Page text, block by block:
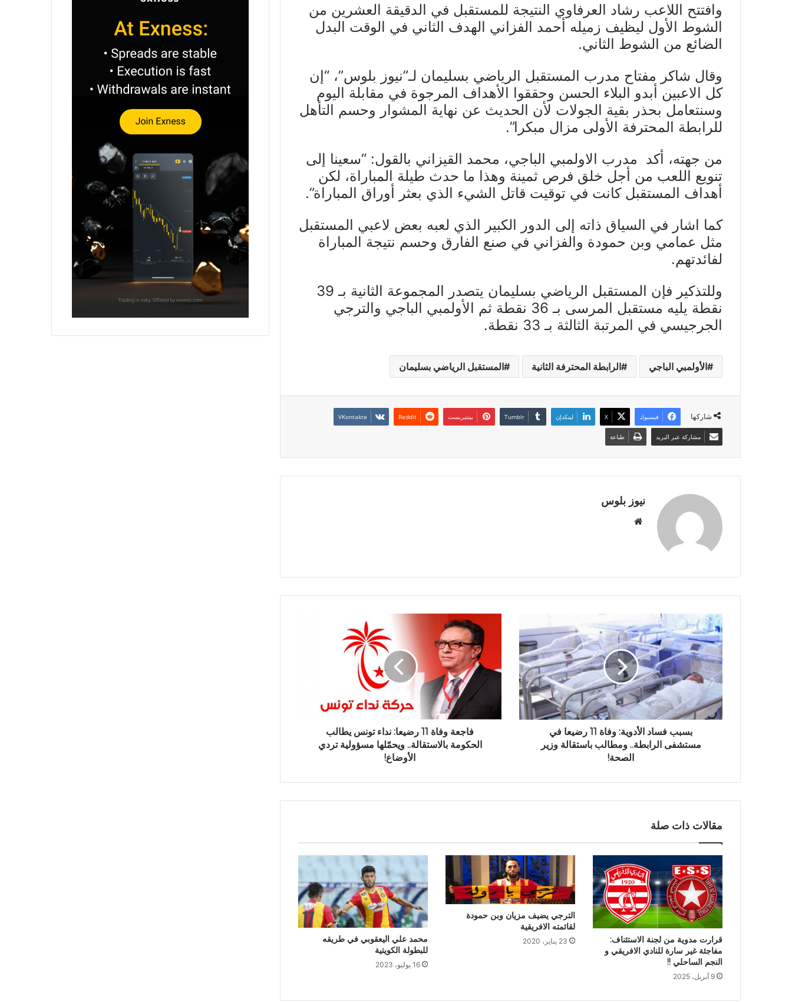
وافتتح اللاعب رشاد العرفاوي النتيجة للمستقبل في الدقيقة العشرين من
الشوط الأول ليظيف زميله أحمد الفزاني الهدف الثاني في الوقت البدل
الضائع من الشوط الثاني.
وقال شاكر مفتاح مدرب المستقبل الرياضي بسليمان لـ”نيوز بلوس”، “إن
كل الاعبين أبدو البلاء الحسن وحققوا الأهداف المرجوة في مقابلة اليوم
وسنتعامل بحذر بقية الجولات لأن الحديث عن نهاية المشوار وحسم التأهل
للرابطة المحترفة الأولى مزال مبكرا”.
من جهته، أكد مدرب الاولمبي الباجي، محمد القيزاني بالقول: “سعينا إلى
تنويع اللعب من أجل خلق فرص ثمينة وهذا ما حدث طيلة المباراة، لكن
أهداف المستقبل كانت في توقيت قاتل الشيء الذي بعثر أوراق المباراة”.
كما اشار في السياق ذاته إلى الدور الكبير الذي لعبه بعض لاعبي المستقبل
مثل عمامي وبن حمودة والفزاني في صنع الفارق وحسم نتيجة المباراة
لفائدتهم.
وللتذكير فإن المستقبل الرياضي بسليمان يتصدر المجموعة الثانية بـ 39
نقطة يليه مستقبل المرسى بـ 36 نقطة ثم الأولمبي الباجي والترجي
الجرجيسي في المرتبة الثالثة بـ 33 نقطة.
الأولمبي الباجي الرابطة المحترفة الثانية المستقبل الرياضي بسليمان
شاركها فيسبوك X لينكدإن بينتيريست
مشاركة عبر البريد طباعة
نيوز بلوس
بسبب فساد الأدوية: وفاة 11 رضيعا في
مستشفى الرابطة.. ومطالب باستقالة وزير
الصحة!
فاجعة وفاة 11 رضيعا: نداء تونس يطالب
الحكومة بالاستقالة.. ويحمّلها مسؤولية تردي
الأوضاع!
مقالات ذات صلة
قرارت مدوية من لجنة الاستئناف:
مفاجئة غير سارة للنادي الافريقي و
النجم الساحلي !!
9 أبريل، 2025
الترجي يضيف مزيان وبن حمودة
لقائمته الافريقية
23 يناير، 2020
محمد علي اليعقوبي في طريقه
للبطولة الكويتية
16 يوليو، 2023